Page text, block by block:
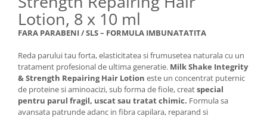
Lotion, 8 x 10 ml
FARA PARABENI / SLS – FORMULA IMBUNATATITA
Reda parului tau forta, elasticitatea si frumusetea naturala cu un
tratament profesional de ultima generatie. Milk Shake Integrity
& Strength Repairing Hair Lotion este un concentrat puternic
de proteine si aminoacizi, sub forma de fiole, creatspecial
pentru parul fragil, uscat sau tratat chimic. Formula sa
avansata patrunde adanc in fibra capilara, reparand si